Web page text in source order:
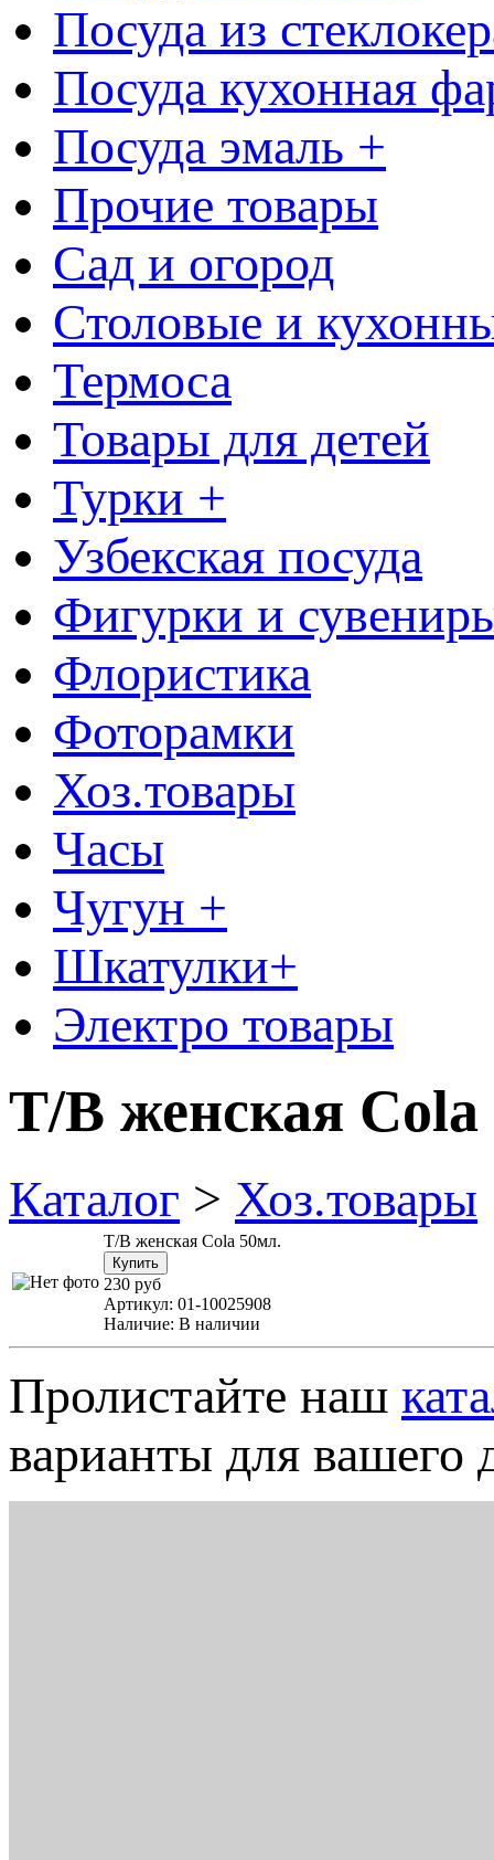
Посуда из
Посуда кухонная
Посуда эмаль +
Прочие товары
Сад и огород
Столовые и
Термоса
Товары для детей
Турки +
Узбекская посуда
Фигурки и
Флористика
Фоторамки
Хоз.товары
Часы
Чугун +
Шкатулки+
Электро товары
Т/В женская Cola
Каталог > Хоз.товары
Т/В женская Cola 50мл.
230 руб
Артикул: 01-10025908
Наличие: В наличии
Пролистайте наш
варианты для вашего